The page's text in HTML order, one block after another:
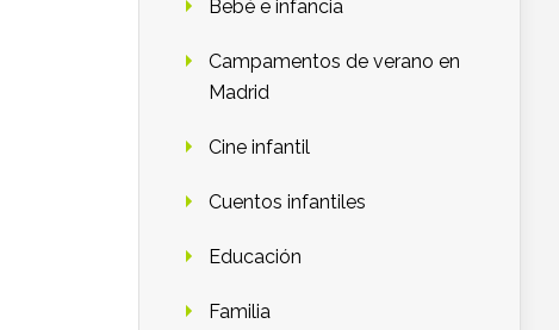
Bebé e infancia
Campamentos de verano en
Madrid
Cine infantil
Cuentos infantiles
Educación
Familia